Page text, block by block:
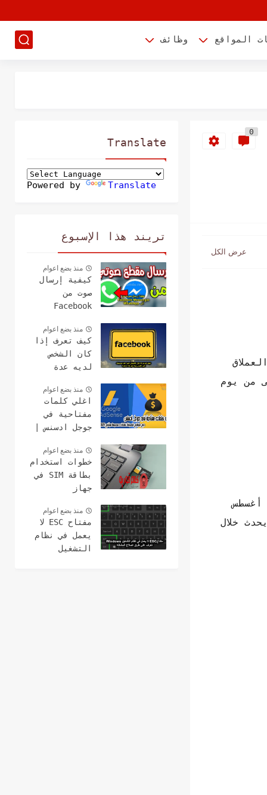
المواقع وظائف
0
من يوم
خلال
Translate
Powered by Translate
تريند هذا الإسبوع
منذ بضع اعوام
كيفية إرسال
صوت من
Facebook
WhatsApp
منذ بضع اعوام
كيف تعرف إذا
كان الشخص
لديه عدة
الفيس بوك هل
هذا ممكن؟
منذ بضع اعوام
اغلي كلمات
مفتاحية في
جوجل ادسنس |
لمعرفة كلمات
سعرها مرتفع
2021
منذ بضع اعوام
خطوات استخدام
بطاقة SIM في
جهاز
وعمل مكالمات
منذ بضع اعوام
مفتاح ESC لا
يعمل في نظام
التشغيل